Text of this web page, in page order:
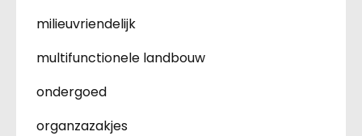
milieuvriendelijk
multifunctionele landbouw
ondergoed
organzazakjes